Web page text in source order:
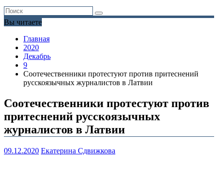
Вы читаете
Главная
2020
Декабрь
9
Соотечественники протестуют против притеснений
русскоязычных журналистов в Латвии
Соотечественники протестуют против
притеснений русскоязычных
журналистов в Латвии
09.12.2020 Екатерина Сдвижкова